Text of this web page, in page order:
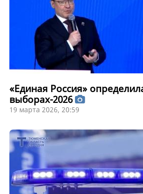
«Единая Россия»
выборах-2026
19 марта 2026, 20:59